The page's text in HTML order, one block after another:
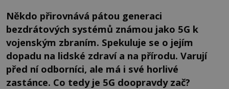
Někdo přirovnává pátou generaci
bezdrátových systémů známou jako 5G k
vojenským zbraním. Spekuluje se o jejím
dopadu na lidské zdraví a na přírodu. Varují
před ní odborníci, ale má i své horlivé
zastánce. Co tedy je 5G doopravdy zač?